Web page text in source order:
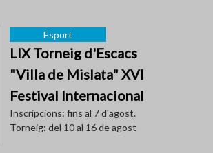
Esport
LIX Torneig d'Escacs
"Villa de Mislata" XVI
Festival Internacional
Inscripcions: fins al 7 d'agost.
Torneig: del 10 al 16 de agost